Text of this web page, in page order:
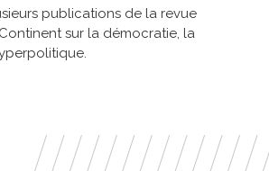
publications de la revue
sur la démocratie, la